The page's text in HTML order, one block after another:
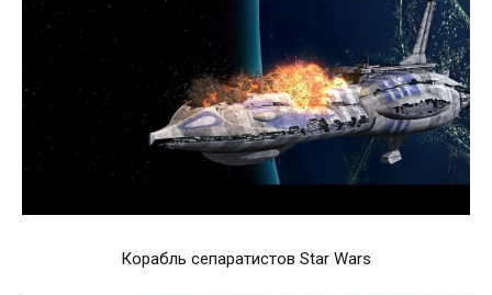
Корабль сепаратистов Star Wars